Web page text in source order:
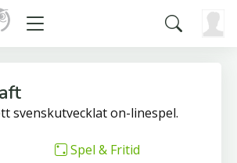
svenskutvecklat on-linespel.
Spel & Fritid